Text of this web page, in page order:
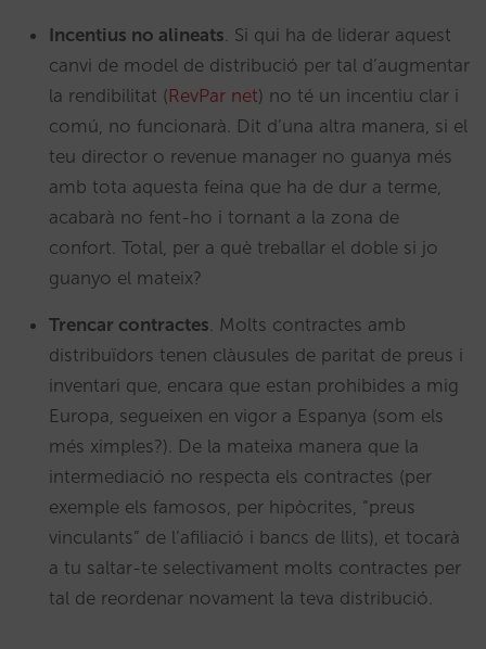
Incentius no alineats . Si qui ha de liderar aquest
canvi de model de distribució per tal d’augmentar
la rendibilitat (RevPar net) no té un incentiu clar i
comú, no funcionarà. Dit d’una altra manera, si el
teu director o revenue manager no guanya més
amb tota aquesta feina que ha de dur a terme,
acabarà no fent-ho i tornant a la zona de
confort. Total, per a què treballar el doble si jo
guanyo el mateix?
Trencar contractes . Molts contractes amb
distribuïdors tenen clàusules de paritat de preus i
inventari que, encara que estan prohibides a mig
Europa, segueixen en vigor a Espanya (som els
més ximples?). De la mateixa manera que la
intermediació no respecta els contractes (per
exemple els famosos, per hipòcrites, “preus
vinculants” de l’afiliació i bancs de llits), et tocarà
a tu saltar-te selectivament molts contractes per
tal de reordenar novament la teva distribució.